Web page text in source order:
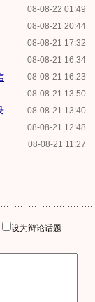
08-08-22 01:49
08-08-21 20:44
08-08-21 17:32
08-08-21 16:34
08-08-21 16:23
08-08-21 13:50
08-08-21 13:40
08-08-21 12:48
08-08-21 11:27
设为辩论话题